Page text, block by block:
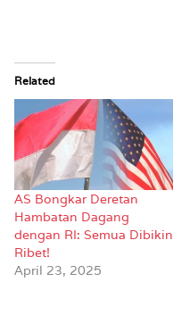
Related
AS Bongkar Deretan
Hambatan Dagang
dengan RI: Semua Dibikin
Ribet!
April 23, 2025